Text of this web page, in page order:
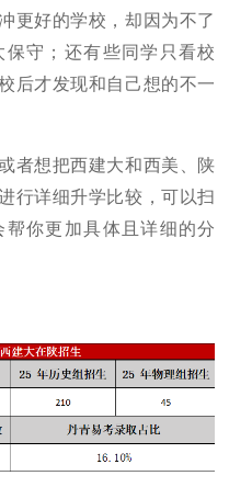
更好的学校，却因为不了
守；还有些同学只看校
后才发现和自己想的不一
者想把西建大和西美、陕
行详细升学比较，可以扫
你更加具体且详细的分